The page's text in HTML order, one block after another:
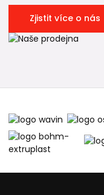
Zjistit více o nás